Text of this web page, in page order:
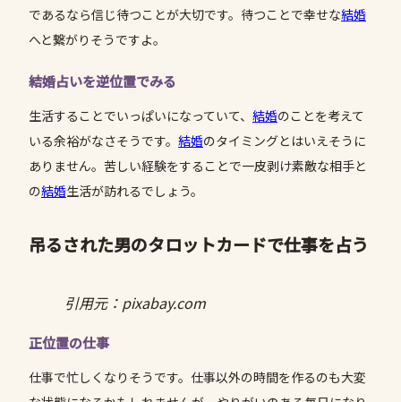
であるなら信じ待つことが大切です。待つことで幸せな結婚
へと繋がりそうですよ。
結婚占いを逆位置でみる
生活することでいっぱいになっていて、 結婚のことを考えて
いる余裕がなさそうです。 結婚のタイミングとはいえそうに
ありません。苦しい経験をすることで一皮剥け素敵な相手と
の結婚生活が訪れるでしょう。
吊るされた男のタロットカードで仕事を占う
引用元：pixabay.com
正位置の仕事
仕事で忙しくなりそうです。仕事以外の時間を作るのも大変